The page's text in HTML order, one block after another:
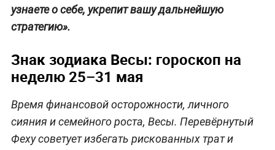
узнаете о себе, укрепит вашу дальнейшую
стратегию».
Знак зодиака Весы: гороскоп на
неделю 25–31 мая
Время финансовой осторожности, личного
сияния и семейного роста, Весы. Перевёрнутый
Феху советует избегать рискованных трат и